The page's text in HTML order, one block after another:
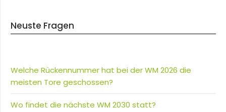
Neuste Fragen
Welche Rückennummer hat bei der WM 2026 die
meisten Tore geschossen?
Wo findet die nächste WM 2030 statt?